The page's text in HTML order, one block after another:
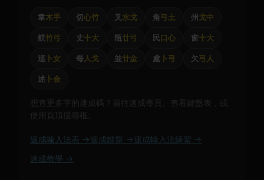
韋木手 切心竹 叉 水戈 角弓土 州 戈中
航竹弓 丈十大 瓶廿弓 民口心 窗十大
巡 卜女 每人戈 並廿金 處 卜弓 欠弓人
述 卜金
想查更多字的速成碼？前往速成專頁、查看鍵盤表，或
使用頁頂搜尋框。
速成輸入法表 → 速成鍵盤 → 速成輸入法練習 →
速成教學 →